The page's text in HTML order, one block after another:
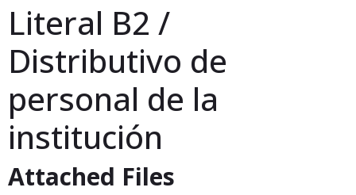
Literal B2 /
Distributivo de
personal de la
institución
Attached Files